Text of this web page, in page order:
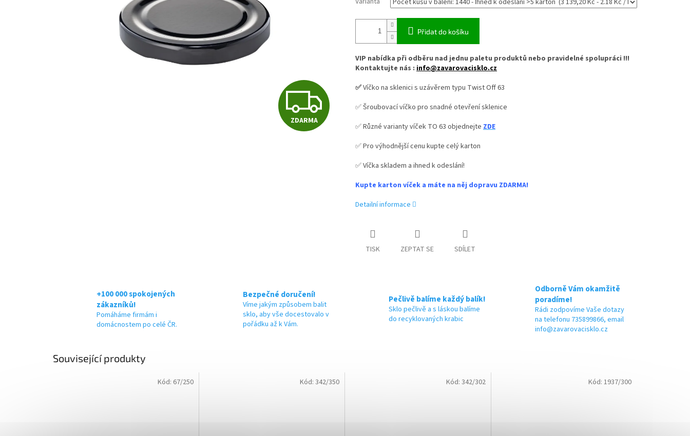
Z
D
ZDARMA
Přidat do košíku
VIP nabídka při odběru nad jednu paletu produktů nebo pravidelné spolupráci !!!
Kontaktujte nás : info@zavarovacisklo.cz
✅Víčko na sklenici s uzávěrem typu Twist Off 63
✅ Šroubovací víčko pro snadné otevření sklenice
✅ Různé varianty víček TO 63 objednejte ZDE
✅ Pro výhodnější cenu kupte celý karton
✅ Víčka skladem a ihned k odeslání!
Kupte karton víček a máte na něj dopravu ZDARMA!
Detailní informace
TISK ZEPTAT SE SDÍLET
+100 000 spokojených
zákazníků!
Pomáháme firmám i
domácnostem po celé ČR.
Bezpečné doručení!
Víme jakým způsobem balit
sklo, aby vše docestovalo v
pořádku až k Vám.
Pečlivě balíme každý balík!
Sklo pečlivě a s láskou balíme
do recyklovaných krabic
Odborně Vám okamžitě
poradíme!
Rádi zodpovíme Vaše dotazy
na telefonu 735899866, email
info@zavarovacisklo.cz
Související produkty
Kód: 67/250 Kód: 342/350 Kód: 342/302 Kód: 1937/300